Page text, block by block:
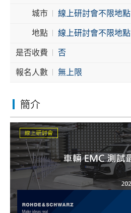
城市
線上研討會不限地點
地點
線上研討會不限地點
是否收費
否
報名人數
無上限
簡介